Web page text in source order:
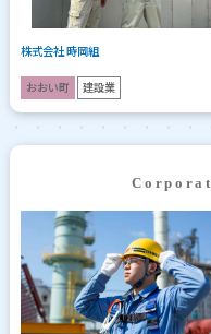
株式会社 時岡組
おおい町 建設業